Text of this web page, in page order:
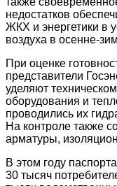
недостатков
ЖКХ и энергетики в
воздуха в осенне-
При оценке
представители
уделяют
оборудования и
проводились их
На контроле также
арматуры,
В этом году
30 тысяч